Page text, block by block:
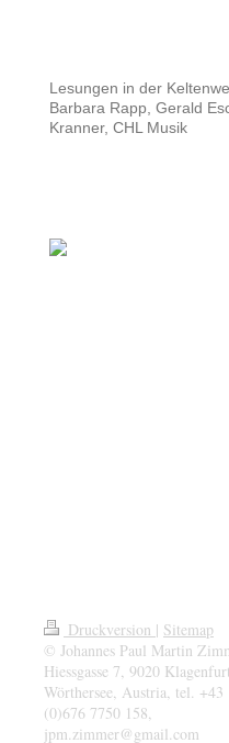
Lesungen in der
Barbara Rapp, Gerald
Kranner, CHL Musik
Druckversion | Sitemap
© Johannes Paul Martin
Hiessgasse 7, 9020
Wörthersee, Austria, tel. +43
(0)676 7750 158,
jpm.zimmer@gmail.com